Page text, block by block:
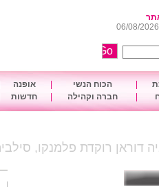
הכוח הנשי אופנה
חברה וקהילה חדשות
דוראן רוקדת פלמנקו,